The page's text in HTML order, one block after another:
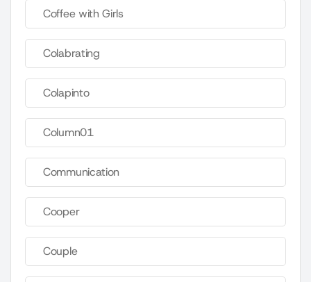
Coffee with Girls
Colabrating
Colapinto
Column01
Communication
Cooper
Couple